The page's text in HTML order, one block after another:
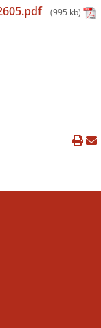
(995 kb)